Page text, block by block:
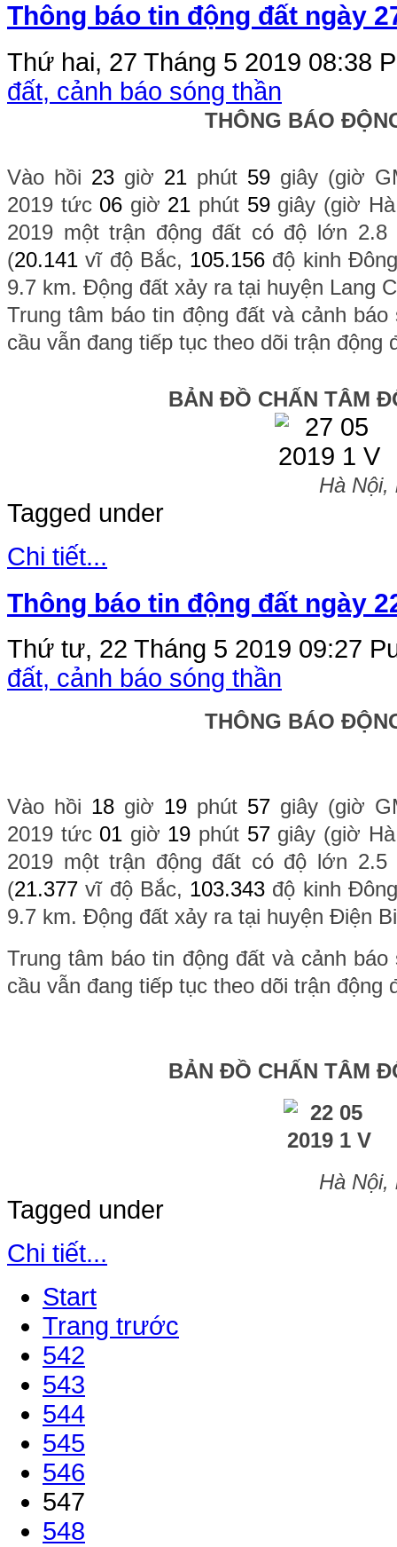
Thông báo tin động đất ngày
Thứ hai, 27 Tháng 5 2019 08:38
đất, cảnh báo sóng thần
THÔNG BÁO
Vào hồi 23 giờ 21 phút 59 giây (giờ
2019 tức 06 giờ 21 phút 59 giây (giờ
2019 một trận động đất có độ lớn
(20.141 vĩ độ Bắc, 105.156 độ kinh
9.7 km. Động đất xảy ra tại huyện Lang
Trung tâm báo tin động đất và cảnh
cầu vẫn đang tiếp tục theo dõi trận động
BẢN ĐỒ CHẤN TÂM
Hà Nội,
Tagged under
Chi tiết...
Thông báo tin động đất ngày
Thứ tư, 22 Tháng 5 2019 09:27
đất, cảnh báo sóng thần
THÔNG BÁO
Vào hồi 18 giờ 19 phút 57 giây (giờ
2019 tức 01 giờ 19 phút 57 giây (giờ
2019 một trận động đất có độ lớn
(21.377 vĩ độ Bắc, 103.343 độ kinh
9.7 km. Động đất xảy ra tại huyện Điện
Trung tâm báo tin động đất và cảnh
cầu vẫn đang tiếp tục theo dõi trận động
BẢN ĐỒ CHẤN TÂM
Hà
Tagged under
Chi tiết...
Start
Trang trước
542
543
544
545
546
547
548